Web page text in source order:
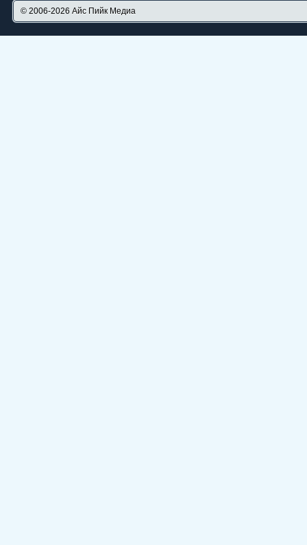
© 2006-2026 Айс Пийк Медиа